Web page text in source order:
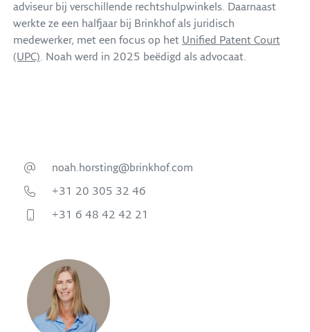
adviseur bij verschillende rechtshulpwinkels. Daarnaast
werkte ze een halfjaar bij Brinkhof als juridisch
medewerker, met een focus op het Unified Patent Court
(UPC). Noah werd in 2025 beëdigd als advocaat.
noah.horsting@brinkhof.com
+31 20 305 32 46
+31 6 48 42 42 21